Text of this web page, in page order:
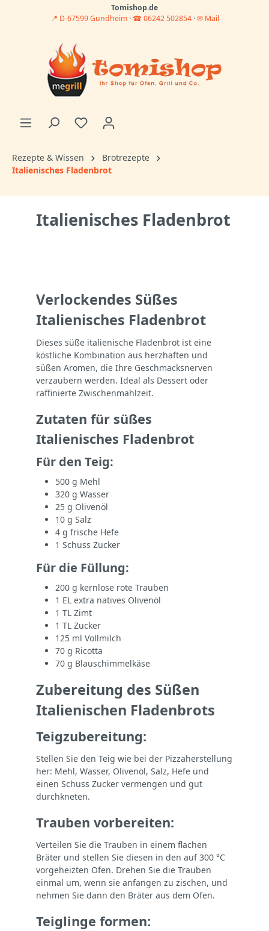
Tomishop.de
📍 D-67599 Gundheim · ☎ 06242 502854·✉ Mail
Rezepte & Wissen
Brotrezepte
Italienisches Fladenbrot
Italienisches Fladenbrot
Verlockendes Süßes
Italienisches Fladenbrot
Dieses süße italienische Fladenbrot ist eine
köstliche Kombination aus herzhaften und
süßen Aromen, die Ihre Geschmacksnerven
verzaubern werden. Ideal als Dessert oder
raffinierte Zwischenmahlzeit.
Zutaten für süßes
Italienisches Fladenbrot
Für den Teig:
500 g Mehl
320 g Wasser
25 g Olivenöl
10 g Salz
4 g frische Hefe
1 Schuss Zucker
Für die Füllung:
200 g kernlose rote Trauben
1 EL extra natives Olivenöl
1 TL Zimt
1 TL Zucker
125 ml Vollmilch
70 g Ricotta
70 g Blauschimmelkäse
Zubereitung des Süßen
Italienischen Fladenbrots
Teigzubereitung:
Stellen Sie den Teig wie bei der Pizzaherstellung
her: Mehl, Wasser, Olivenöl, Salz, Hefe und
einen Schuss Zucker vermengen und gut
durchkneten.
Trauben vorbereiten:
Verteilen Sie die Trauben in einem flachen
Bräter und stellen Sie diesen in den auf 300 °C
vorgeheizten Ofen. Drehen Sie die Trauben
einmal um, wenn sie anfangen zu zischen, und
nehmen Sie dann den Bräter aus dem Ofen.
Teiglinge formen: